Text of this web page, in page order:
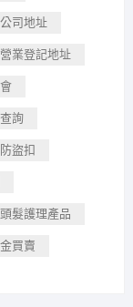
司地址
業登記地址
詢
防盜扣
頭髮護理產品
買賣